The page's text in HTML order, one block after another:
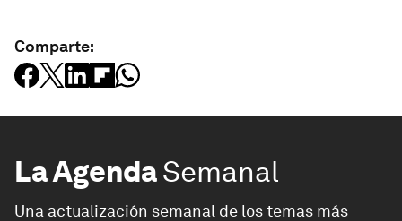
Comparte:
La AgendaSemanal
Una actualización semanal de los temas más